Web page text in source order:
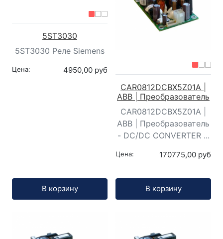
5ST3030
5ST3030 Реле Siemens
Цена: 4950,00 руб
В корзину
CAR0812DCBX5Z01A |
ABB | Преобразователь
CAR0812DCBX5Z01A |
ABB | Преобразователь
- DC/DC CONVERTER ...
Цена: 170775,00 руб
В корзину